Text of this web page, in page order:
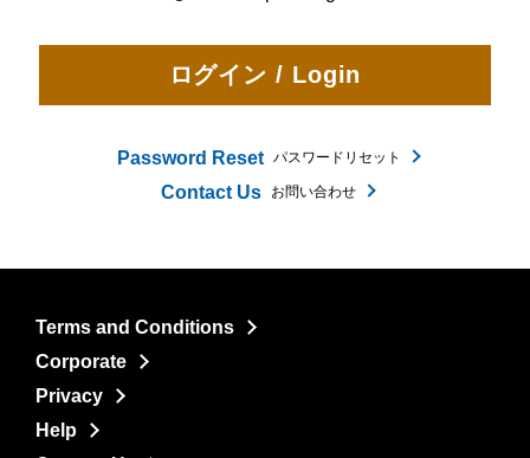
Password Reset パスワードリセット
Contact Us お問い合わせ
Terms and Conditions
Corporate
Privacy
Help